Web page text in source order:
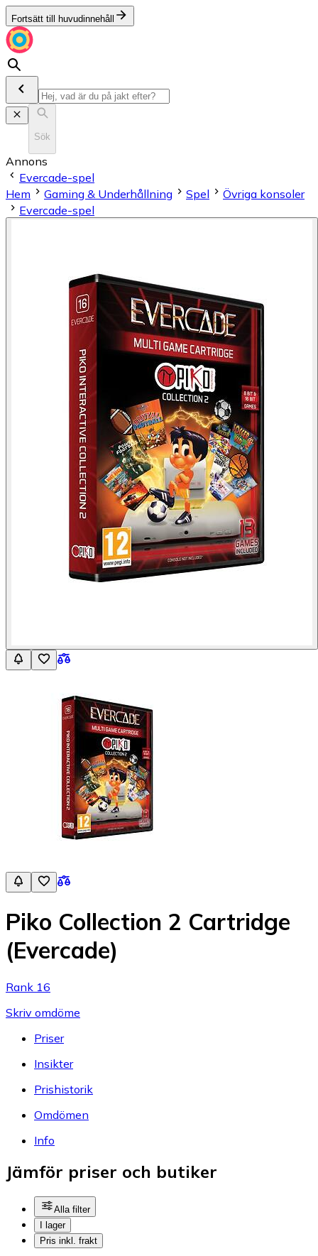
Fortsätt till huvudinnehåll
Sök
Annons
Evercade-spel
Hem
Gaming & Underhållning Spel
Övriga konsoler
Evercade-spel
Piko Collection 2 Cartridge
(Evercade)
Rank 16
Skriv omdöme
Priser
Insikter
Prishistorik
Omdömen
Info
Jämför priser och butiker
Alla filter
I lager
Pris inkl. frakt